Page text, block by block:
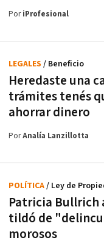
PoriProfesional
Heredaste una
trámites tenés
ahorrar dinero
LEGALES / Beneficio
PorAnalía Lanzillotta
Patricia Bullrich
tildó de
morosos
POLÍTICA/ Ley de